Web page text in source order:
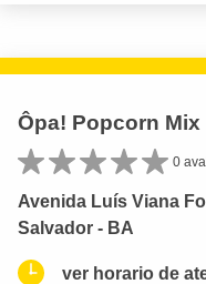
Ôpa! Popcorn Mix
0
Avenida Luís Viana
Salvador - BA
ver horario de